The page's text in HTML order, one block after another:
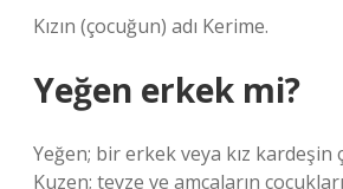
Kızın (çocuğun) adı Kerime.
Yeğen erkek mi?
Yeğen; bir erkek veya kız kardeşin
Kuzen; teyze ve amcaların